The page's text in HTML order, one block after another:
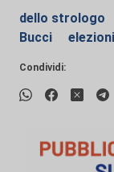
dello strologo
Bucci
elezioni
Condividi: